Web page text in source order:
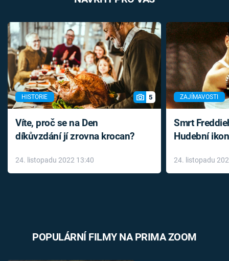
HISTORIE 5
Víte, proč se na Den
díkůvzdání jí zrovna krocan?
24. listopadu 2022 13:40
ZAJÍMAVOSTI
Smrt
Hudební
léky
24. listopadu
POPULÁRNÍ FILMY NA PRIMA ZOOM